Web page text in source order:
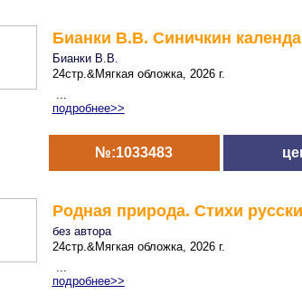
Бианки В.В. Синичкин
Бианки В.В.
24стр.&Мягкая обложка, 2026 г.
...
подробнее>>
№:1033483
Родная природа. Стихи
без автора
24стр.&Мягкая обложка, 2026 г.
...
подробнее>>